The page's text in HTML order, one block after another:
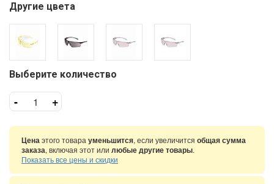
Другие цвета
Выберите количество
- +
Ценаэтого товара уменьшится, если увеличится общая сумма
заказа, включая этот или любые другие товары.
Показать все цены и скидки